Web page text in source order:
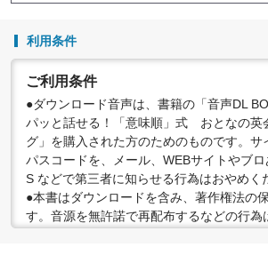
利用条件
ご利用条件
●ダウンロード音声は、書籍の「音声DL
パッと話せる！「意味順」式 おとなの英
グ」を購入された方のためのものです。サ
パスコードを、メール、WEBサイトやブ
S などで第三者に知らせる行為はおやめく
●本書はダウンロードを含み、著作権法の
す。音源を無許諾で再配布するなどの行為